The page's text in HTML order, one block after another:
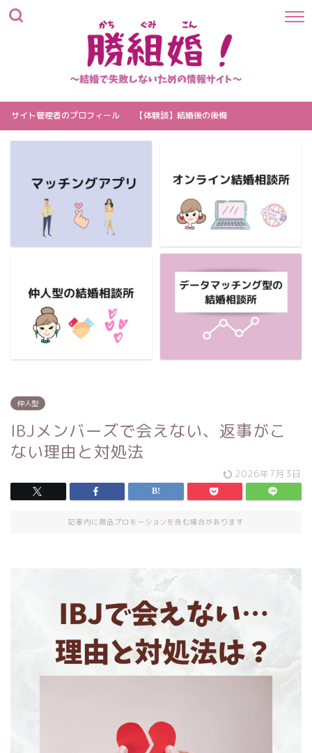
サイト管理者のプロフィール 【体験談】結婚後の後悔
仲人型
IBJメンバーズで会えない、返事がこ
ない理由と対処法
2026年7月3日
記事内に商品プロモーションを含む場合があります